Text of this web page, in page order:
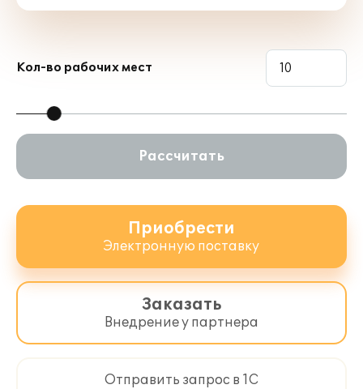
Кол-во рабочих мест
Рассчитать
Приобрести
Электронную поставку
Заказать
Внедрение у партнера
Отправить запрос в 1С